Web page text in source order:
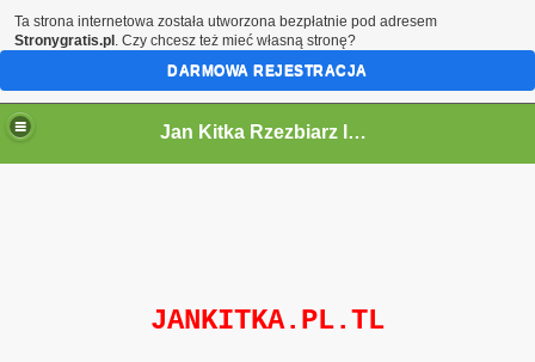
Jan Kitka Rzezbiarz ludowy
JANKITKA.PL.TL
Ta strona internetowa została utworzona bezpłatnie pod adresem
Stronygratis.pl . Czy chcesz też mieć własną stronę?
DARMOWA REJESTRACJA